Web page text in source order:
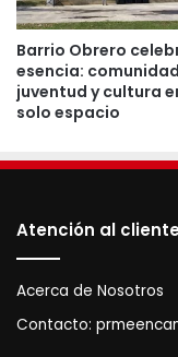
Lugares para
• Cueva “Barrietos”
• Hacienda Fronteras
• Hacienda Rullán
• Plaza San Carlos
• Ruinas del ingenio
Barrio Obrero
esencia:
juventud y cultura
solo espacio
Atención al
Acerca de Nosotros
Contacto: